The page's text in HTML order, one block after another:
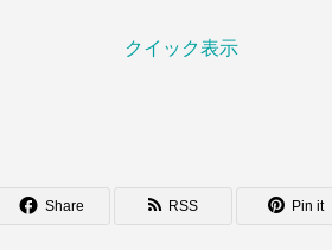
クイック表示
Share RSS Pin it